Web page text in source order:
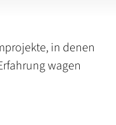
in denen
wagen